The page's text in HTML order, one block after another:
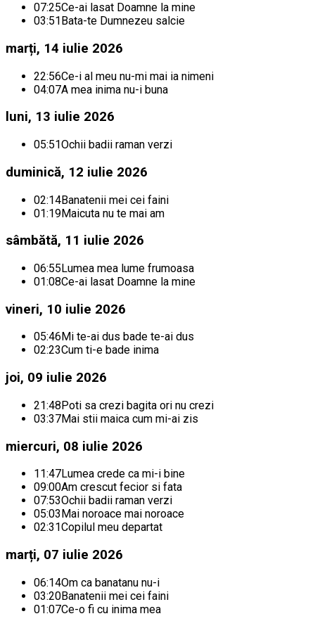
07:25Ce-ai lasat Doamne la mine
03:51 Bata-te Dumnezeu salcie
marți, 14 iulie 2026
22:56Ce-i al meu nu-mi mai ia nimeni
04:07A mea inima nu-i buna
luni, 13 iulie 2026
05:51Ochii badii raman verzi
duminică, 12 iulie 2026
02:14Banatenii mei cei faini
01:19Maicuta nu te mai am
sâmbătă, 11 iulie 2026
06:55Lumea mea lume frumoasa
01:08Ce-ai lasat Doamne la mine
vineri, 10 iulie 2026
05:46 Mi te-ai dus bade te-ai dus
02:23Cum ti-e bade inima
joi, 09 iulie 2026
21:48Poti sa crezi bagita ori nu crezi
03:37Mai stii maica cum mi-ai zis
miercuri, 08 iulie 2026
11:47Lumea crede ca mi-i bine
09:00Am crescut fecior si fata
07:53Ochii badii raman verzi
05:03 Mai noroace mai noroace
02:31Copilul meu departat
marți, 07 iulie 2026
06:14Om ca banatanu nu-i
03:20Banatenii mei cei faini
01:07Ce-o fi cu inima mea